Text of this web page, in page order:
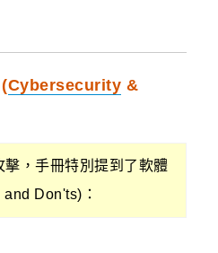
Cybersecurity &
，手冊特別提到了軟體
Don'ts)：